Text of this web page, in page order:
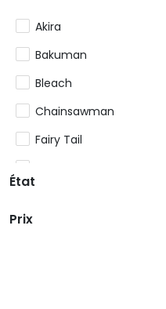
Akira
Bakuman
Bleach
Chainsawman
Fairy Tail
État
Prix